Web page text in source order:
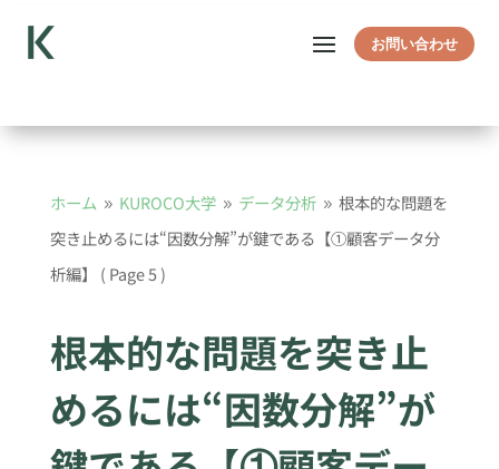
お問い合わせ
ホーム 9 KUROCO大学 9 データ分析 9 根本的な問題を
突き止めるには“因数分解”が鍵である【①顧客データ分
析編】
( Page 5 )
根本的な問題を突き止
めるには“因数分解”が